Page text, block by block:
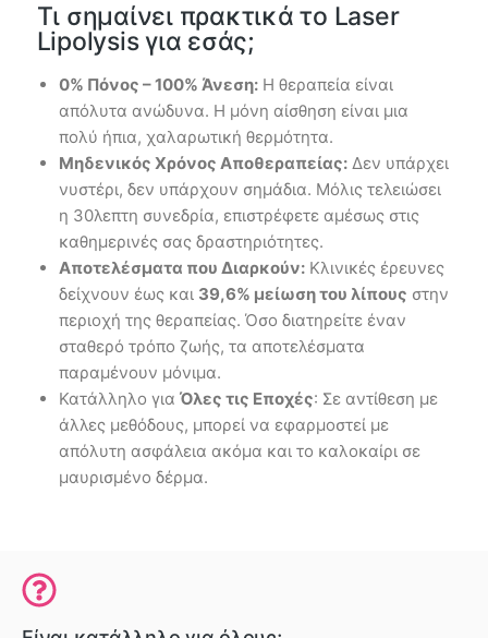
Τι σημαίνει πρακτικά το Laser
Lipolysis για εσάς;
0% Πόνος – 100% Άνεση:Η θεραπεία είναι
απόλυτα ανώδυνα. Η μόνη αίσθηση είναι μια
πολύ ήπια, χαλαρωτική θερμότητα.
Μηδενικός Χρόνος Αποθεραπείας:Δεν υπάρχει
νυστέρι, δεν υπάρχουν σημάδια. Μόλις τελειώσει
η 30λεπτη συνεδρία, επιστρέφετε αμέσως στις
καθημερινές σας δραστηριότητες.
Αποτελέσματα που Διαρκούν:Κλινικές έρευνες
δείχνουν έως και 39,6% μείωση του λίπους στην
περιοχή της θεραπείας. Όσο διατηρείτε έναν
σταθερό τρόπο ζωής, τα αποτελέσματα
παραμένουν μόνιμα.
Κατάλληλο για Όλες τις Εποχές: Σε αντίθεση με
άλλες μεθόδους, μπορεί να εφαρμοστεί με
απόλυτη ασφάλεια ακόμα και το καλοκαίρι σε
μαυρισμένο δέρμα.